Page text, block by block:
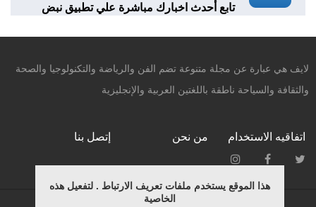
تابع أحدث اخبارك مباشرة علي تطبيق نبض
هذا الموقع يستخدم ملفات تعريف الارتباط . لتفعيل هذه
الخاصية
لايف هي عبارة عن مجلة متنوعة تضم الفن والرياضة والتكنولوجيا والصحة
والثقافة والسياحة ناطقة باللغتين العربية والإنجليزية
اتفاقيه الاستخدام من نحن إتصل بنا